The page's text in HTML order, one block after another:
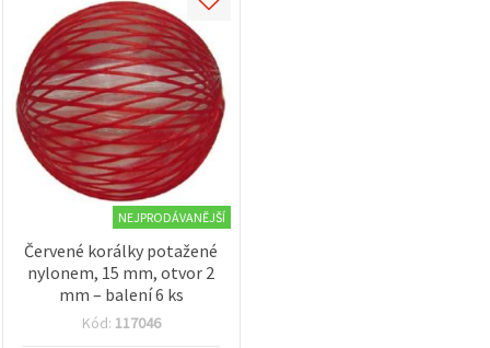
NEJPRODÁVANĚJŠÍ
Červené korálky potažené
nylonem, 15 mm, otvor 2
mm – balení 6 ks
Kód: 117046